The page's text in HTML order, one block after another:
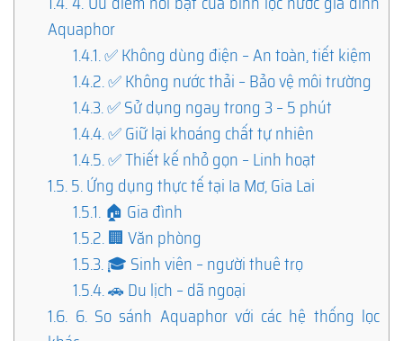
Aquaphor
1.4.1.✅ Không dùng điện – An toàn, tiết kiệm
1.4.2.✅ Không nước thải – Bảo vệ môi trường
1.4.3.✅ Sử dụng ngay trong 3 – 5 phút
1.4.4.✅ Giữ lại khoáng chất tự nhiên
1.4.5.✅ Thiết kế nhỏ gọn – Linh hoạt
1.5.5. Ứng dụng thực tế tại Ia Mơ, Gia Lai
1.5.1.🏠 Gia đình
1.5.2.🏢 Văn phòng
1.5.3.🎓 Sinh viên – người thuê trọ
1.5.4.🚗 Du lịch – dã ngoại
1.6. 6. So sánh Aquaphor với các hệ thống lọc